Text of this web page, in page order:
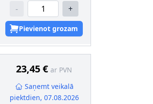
- +
Pievienot grozam
23,45 € ar PVN
Saņemt veikalā
piektdien, 07.08.2026